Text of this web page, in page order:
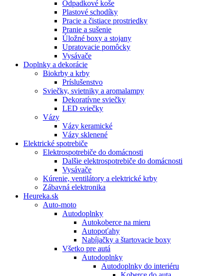
Odpadkové koše
Plastové schodíky
Pracie a čistiace prostriedky
Pranie a sušenie
Úložné boxy a stojany
Upratovacie pomôcky
Vysávače
Doplnky a dekorácie
Biokrby a krby
Príslušenstvo
Sviečky, svietniky a aromalampy
Dekoratívne sviečky
LED sviečky
Vázy
Vázy keramické
Vázy sklenené
Elektrické spotrebiče
Elektrospotrebiče do domácnosti
Dalšie elektrospotrebiče do domácnosti
Vysávače
Kúrenie, ventilátory a elektrické krby
Zábavná elektronika
Heureka.sk
Auto-moto
Autodoplnky
Autokoberce na mieru
Autopoťahy
Nabíjačky a štartovacie boxy
Všetko pre autá
Autodoplnky
Autodoplnky do interiéru